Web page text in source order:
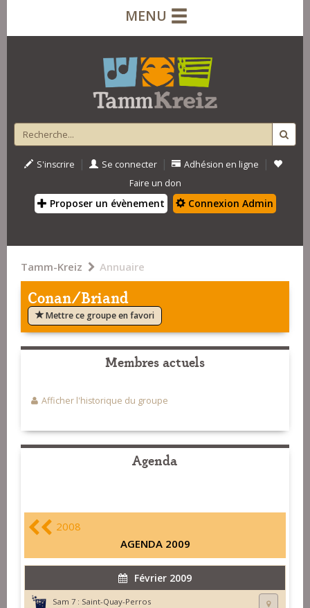
MENU
S'inscrire | Se connecter | Adhésion en ligne |
Faire un don
Proposer un évènement Connexion Admin
Tamm-Kreiz Annuaire
Conan/Briand
Mettre ce groupe en favori
Membres actuels
Afficher l'historique du groupe
Agenda
2008
AGENDA 2009
Février 2009
Sam 7 : Saint-Quay-Perros